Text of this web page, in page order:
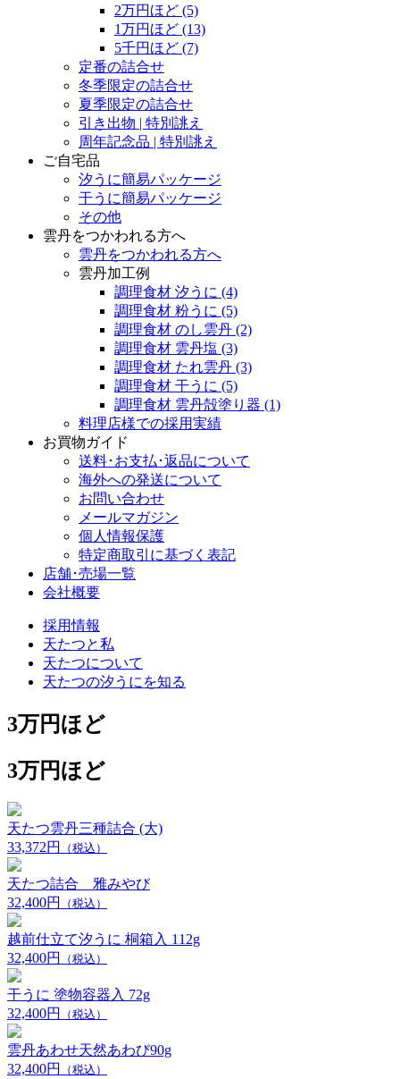
2万円ほど (5)
1万円ほど (13)
5千円ほど (7)
定番の詰合せ
冬季限定の詰合せ
夏季限定の詰合せ
引き出物 | 特別誂え
周年記念品 | 特別誂え
ご自宅品
汐うに簡易パッケージ
干うに簡易パッケージ
その他
雲丹をつかわれる方へ
雲丹をつかわれる方へ
雲丹加工例
調理食材 汐うに (4)
調理食材 粉うに (5)
調理食材 のし雲丹 (2)
調理食材 雲丹塩 (3)
調理食材 たれ雲丹 (3)
調理食材 干うに (5)
調理食材 雲丹殻塗り器 (1)
料理店様での採用実績
お買物ガイド
送料･お支払･返品について
海外への発送について
お問い合わせ
メールマガジン
個人情報保護
特定商取引に基づく表記
店舗･売場一覧
会社概要
採用情報
天たつと私
天たつについて
天たつの汐うにを知る
3万円ほど
3万円ほど
天たつ雲丹三種詰合 (大)
33,372円
（税込）
天たつ詰合 雅みやび
32,400円
（税込）
越前仕立て汐うに 桐箱入 112g
32,400円
（税込）
干うに 塗物容器入 72g
32,400円
（税込）
雲丹あわせ天然あわび90g
32,400円
（税込）